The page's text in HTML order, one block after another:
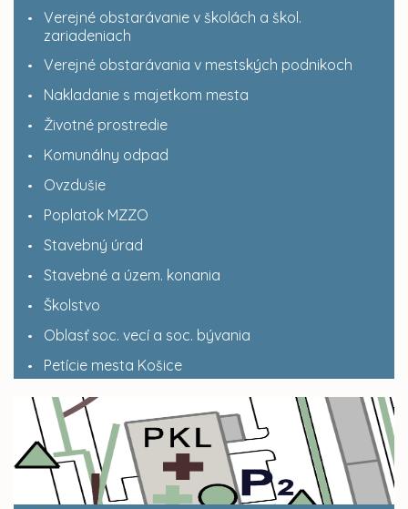
Verejné obstarávanie v školách a škol.
zariadeniach
Verejné obstarávania v mestských podnikoch
Nakladanie s majetkom mesta
Životné prostredie
Komunálny odpad
Ovzdušie
Poplatok MZZO
Stavebný úrad
Stavebné a územ. konania
Školstvo
Oblasť soc. vecí a soc. bývania
Petície mesta Košice